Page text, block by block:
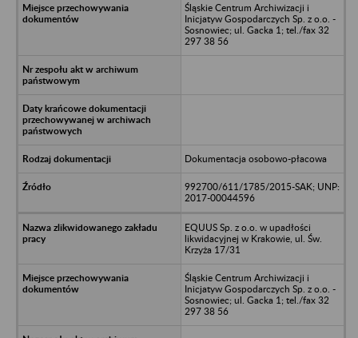
Śląskie Centrum Archiwizacji i
Inicjatyw Gospodarczych Sp. z o.o. -
Sosnowiec; ul. Gacka 1; tel./fax 32
297 38 56
Dokumentacja osobowo-płacowa
992700/611/1785/2015-SAK; UNP:
2017-00044596
EQUUS Sp. z o.o. w upadłości
likwidacyjnej w Krakowie, ul. Św.
Krzyża 17/31
Śląskie Centrum Archiwizacji i
Inicjatyw Gospodarczych Sp. z o.o. -
Sosnowiec; ul. Gacka 1; tel./fax 32
297 38 56